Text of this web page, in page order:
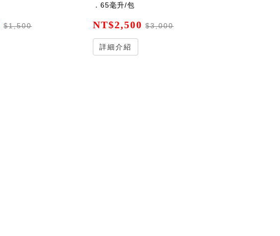
$1,500
．65毫升/包
NT$2,500 $3,000
詳細介紹